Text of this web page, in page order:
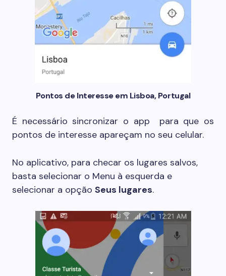
Pontos de Interesse em Lisboa, Portugal
É necessário sincronizar o app para que os
pontos de interesse apareçam no seu celular.
No aplicativo, para checar os lugares salvos,
basta selecionar o Menu à esquerda e
selecionar a opção Seus lugares.